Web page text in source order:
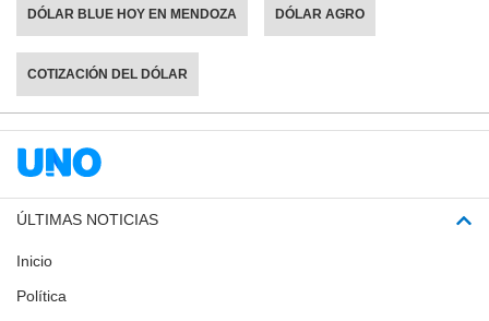
DÓLAR BLUE HOY EN MENDOZA DÓLAR AGRO
COTIZACIÓN DEL DÓLAR
ÚLTIMAS NOTICIAS
Inicio
Política